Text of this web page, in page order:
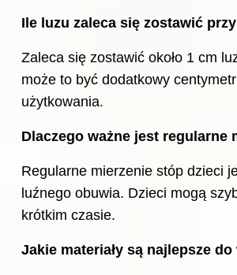
Ile luzu zaleca się zostawić
Zaleca się zostawić około 1 cm
może to być dodatkowy
użytkowania.
Dlaczego ważne jest regularne
Regularne mierzenie stóp dzieci
luźnego obuwia. Dzieci mogą
krótkim czasie.
Jakie materiały są najlepsze